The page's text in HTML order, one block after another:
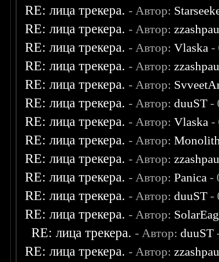
RE: лица трекера. - Автор:
RE: лица трекера. - Автор:
RE: лица трекера. - Автор:Vlaska -
RE: лица трекера. - Автор:
RE: лица трекера. - Автор:
RE: лица трекера. - Автор: duuST -
RE: лица трекера. - Автор:Vlaska -
RE: лица трекера. - Автор:
RE: лица трекера. - Автор:
RE: лица трекера. - Автор:Panica -
RE: лица трекера. - Автор: duuST -
RE: лица трекера. - Автор:
RE: лица трекера. - Автор: duuST
RE: лица трекера. - Автор: